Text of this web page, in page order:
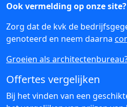
Ook vermelding op onze site?
Zorg dat de kvk de
genoteerd en neem daarna
Groeien als
Offertes vergelijken
Bij het vinden van een